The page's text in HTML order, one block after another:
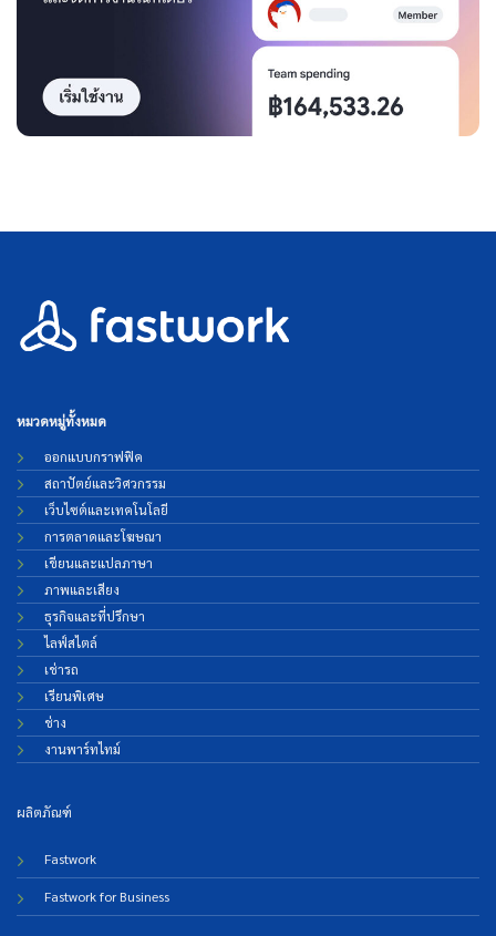
หมวดหมู่ทั้งหมด
ออกแบบกราฟฟิค
สถาปัตย์และวิศวกรรม
เว็บไซต์และเทคโนโลยี
การตลาดและโฆษณา
เขียนและแปลภาษา
ภาพและเสียง
ธุรกิจและที่ปรึกษา
ไลฟ์สไตล์
เช่ารถ
เรียนพิเศษ
ช่าง
งานพาร์ทไทม์
ผลิตภัณฑ์
Fastwork
Fastwork for Business